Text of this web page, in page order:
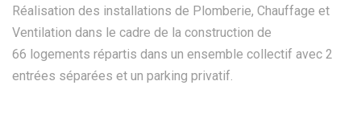
Réalisation des installations de Plomberie, Chauffage et
Ventilation dans le cadre de la construction de
66 logements répartis dans un ensemble collectif avec 2
entrées séparées et un parking privatif.